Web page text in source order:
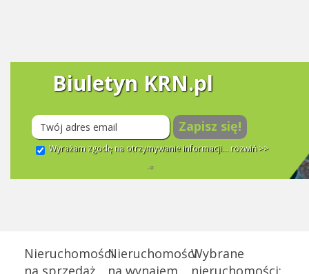
Biuletyn KRN.pl
Zapisz się!
Wyrażam zgodę na otrzymywanie informacji... rozwiń >>
Nieruchomości
na sprzedaż
Nieruchomości
na wynajem
Wybrane
nieruchomości: